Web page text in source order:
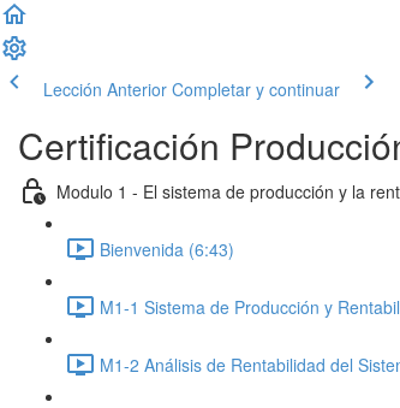
Lección Anterior Completar y continuar
Certificación
Modulo 1 - El sistema de producción y la
Bienvenida (6:43)
M1-1 Sistema de Producción y
M1-2 Análisis de Rentabilidad del